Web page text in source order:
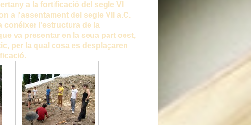
a la fortificació del segle VI
a l'assentament del segle VII a.C.
conéixer l'estructura de la
va presentar en la seua part oest,
per la qual cosa es desplaçaren
.